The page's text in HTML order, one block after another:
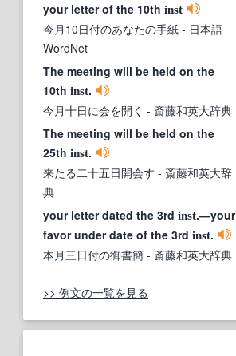
your letter of the 10th inst
今月10日付のあなたの手紙 - 日本語
WordNet
The meeting will be held on the
10th inst.
今月十日に会を開く - 斎藤和英大辞典
The meeting will be held on the
25th inst.
来たる二十五日開会す - 斎藤和英大辞
典
your letter dated the 3rd inst.―your
favor under date of the 3rd inst.
本月三日付の御書簡 - 斎藤和英大辞典
>> 例文の一覧を見る